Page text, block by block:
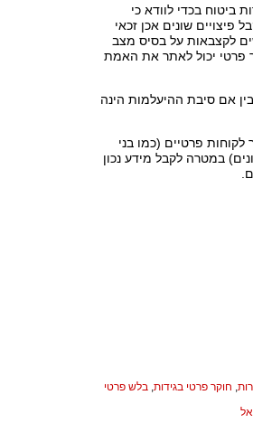
ביטוח בכדי לוודא כי
שונים אכן זכאי
לקצבאות על בסיס מצב
פרטי יכול לאתר את האמת
אם סיבת ההיעלמות הינה
לקוחות פרטיים (כמו בני
במטרה לקבל מידע נכון
, חוקר פרטי בגידות, בלש פרטי